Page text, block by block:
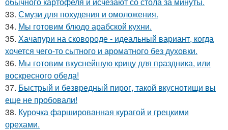
33. Смузи для похудения и омоложения.
34. Мы готовим блюдо арабской кухни.
35. Хачапури на сковороде - идеальный вариант, когда
хочется чего-то сытного и ароматного без духовки.
36. Мы готовим вкуснейшую крицу для праздника, или
воскресного обеда!
37. Быстрый и безвредный пирог, такой вкуснотищи вы
еще не пробовали!
38. Курочка фаршированная курагой и грецкими
орехами.